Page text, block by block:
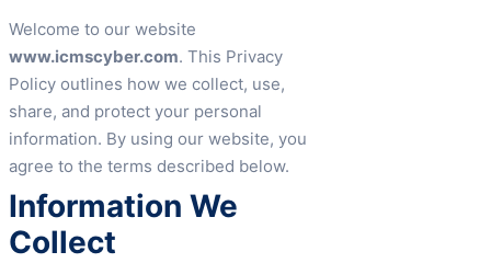
Welcome to our website
www.icmscyber.com. This Privacy
Policy outlines how we collect, use,
share, and protect your personal
information. By using our website, you
agree to the terms described below.
Information We
Collect